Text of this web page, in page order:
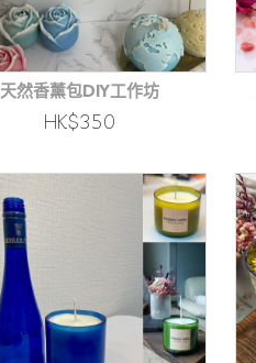
天然香薰包DIY工作坊
HK$350